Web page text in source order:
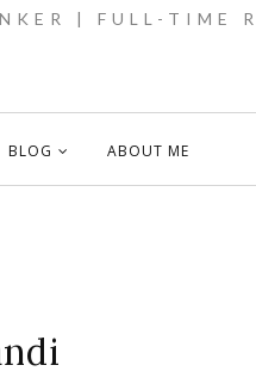
| FULL-TIME
BLOG ABOUT ME